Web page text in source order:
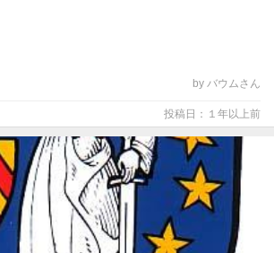
by バウムさん
投稿日：１年以上前